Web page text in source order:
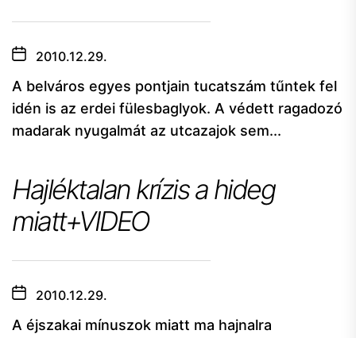
2010.12.29.
A belváros egyes pontjain tucatszám tűntek fel
idén is az erdei fülesbaglyok. A védett ragadozó
madarak nyugalmát az utcazajok sem...
Hajléktalan krízis a hideg
miatt+VIDEO
2010.12.29.
A éjszakai mínuszok miatt ma hajnalra